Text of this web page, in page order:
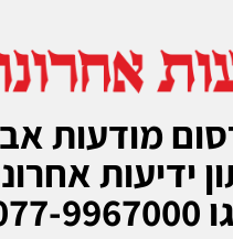
מודעות
ידיעות